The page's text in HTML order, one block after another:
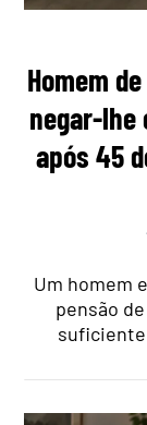
Homem
negar-lhe
após 45
Um homem
pensão
suficiente